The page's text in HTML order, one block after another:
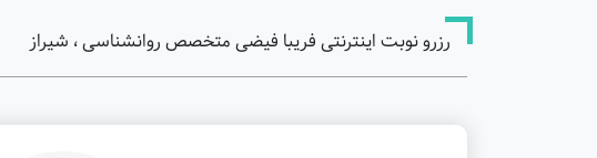
رزرو نوبت اینترنتی فریبا فیضی متخصص روانشناسی ، شیراز